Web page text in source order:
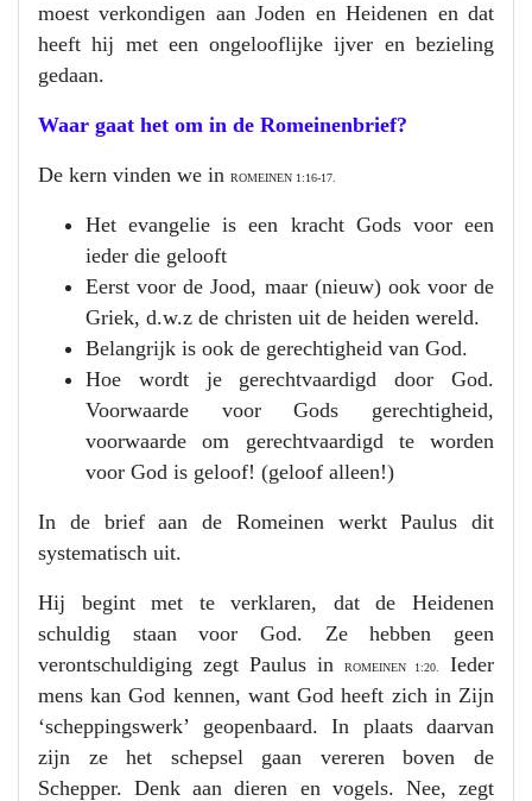
moest verkondigen aan Joden en Heidenen en dat
heeft hij met een ongelooflijke ijver en bezieling
gedaan.
Waar gaat het om in de Romeinenbrief?
De kern vinden we in ROMEINEN 1:16-17.
Het evangelie is een kracht Gods voor een
ieder die gelooft
Eerst voor de Jood, maar (nieuw) ook voor de
Griek, d.w.z de christen uit de heiden wereld.
Belangrijk is ook de gerechtigheid van God.
Hoe wordt je gerechtvaardigd door God.
Voorwaarde voor Gods gerechtigheid,
voorwaarde om gerechtvaardigd te worden
voor God is geloof! (geloof alleen!)
In de brief aan de Romeinen werkt Paulus dit
systematisch uit.
Hij begint met te verklaren, dat de Heidenen
schuldig staan voor God. Ze hebben geen
verontschuldiging zegt Paulus in
ROMEINEN 1:20.
Ieder
mens kan God kennen, want God heeft zich in Zijn
‘scheppingswerk’ geopenbaard. In plaats daarvan
zijn ze het schepsel gaan vereren boven de
Schepper. Denk aan dieren en vogels. Nee, zegt